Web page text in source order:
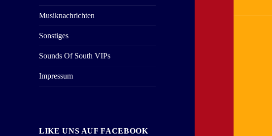
Musiknachrichten
Sonstiges
Sounds Of South VIPs
Impressum
LIKE UNS AUF FACEBOOK